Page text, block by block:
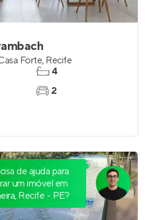
Forte, Recife
4
2
de ajuda para
um imóvel em
Recife - PE?